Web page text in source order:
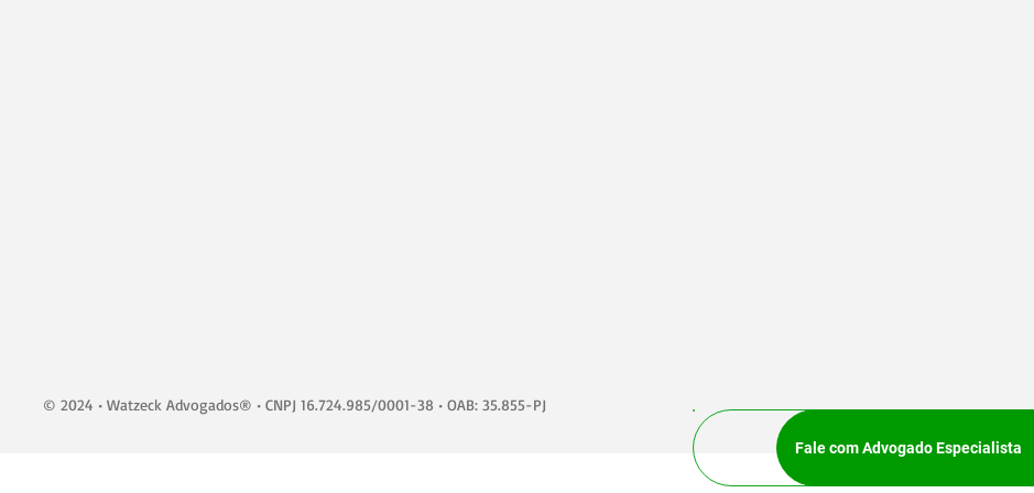
© 2024 • Watzeck Advogados® • CNPJ 16.724.985/0001-38 • OAB: 35.855-PJ
Fale com Advogado Especialista